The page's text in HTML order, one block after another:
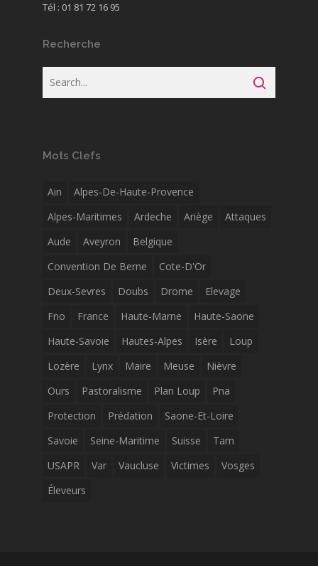
Tél : 01 81 72 16 95
Recherche
Mots Clefs
Ain
Alpes-De-Haute-Provence
Alpes-Maritimes
Ardeche Ariège
Attaques
Aude
Aveyron
Belgique
Convention De Berne
Cote-D'Or
Deux-Sevres
Doubs Drome
Elevage
Fno
France Haute-Marne
Haute-Saone
Haute-Savoie
Hautes-Alpes Isère
Loup
Lozère
Lynx Maire Meuse
Nièvre
Ours
Pastoralisme Plan Loup
Pna
Protection
Prédation
Saone-Et-Loire
Savoie
Seine-Maritime Suisse
Tarn
USAPR
Var Vaucluse Victimes
Vosges
Éleveurs